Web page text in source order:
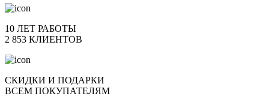
10 ЛЕТ РАБОТЫ
2 853 КЛИЕНТОВ
СКИДКИ И ПОДАРКИ
ВСЕМ ПОКУПАТЕЛЯМ